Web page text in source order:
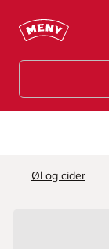
Øl og cider